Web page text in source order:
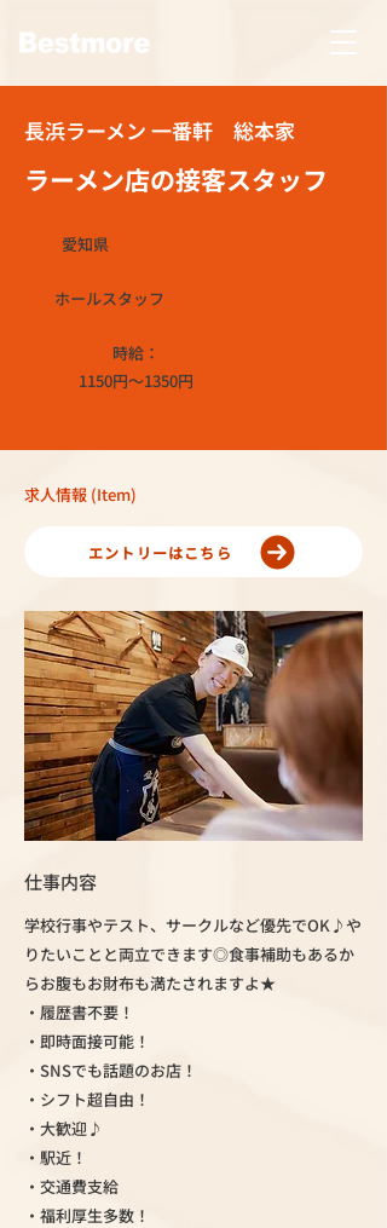
長浜ラーメン 一番軒 総本家
ラーメン店の接客スタッフ
愛知県
ホールスタッフ
時給：
1150円～1350円
求人情報 (Item)
エントリーはこちら
仕事内容
学校行事やテスト、サークルなど優先でOK♪や
りたいことと両立できます◎食事補助もあるか
らお腹もお財布も満たされますよ★
・履歴書不要！
・即時面接可能！
・SNSでも話題のお店！
・シフト超自由！
・大歓迎♪
・駅近！
・交通費支給
・福利厚生多数！